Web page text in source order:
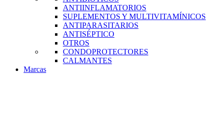
ANTIINFLAMATORIOS
SUPLEMENTOS Y MULTIVITAMÍNICOS
ANTIPARASITARIOS
ANTISÉPTICO
OTROS
CONDOPROTECTORES
CALMANTES
Marcas